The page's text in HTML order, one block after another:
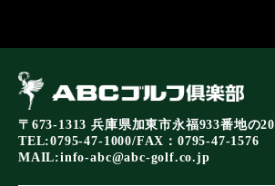
〒673-1313 兵庫県加東市永福933番地の20
TEL:0795-47-1000/FAX：0795-47-1576
MAIL:info-abc@abc-golf.co.jp